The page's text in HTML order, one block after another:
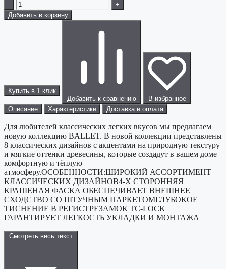
-
+
Добавить в корзину
Купить в 1 клик
Добавить к сравнению
В избранное
Описание
Характеристики Доставка и оплата
Для любителей классических легких вкусов мы предлагаем
новую коллекцию BALLET. В новой коллекции представлены
8 классических дизайнов с акцентами на природную текстуру
и мягкие оттенки древесины, которые создадут в вашем доме
комфортную и тёплую
атмосферу.ОСОБЕННОСТИ:ШИРОКИЙ АССОРТИМЕНТ
КЛАССИЧЕСКИХ ДИЗАЙНОВ4-Х СТОРОННЯЯ
КРАШЕНАЯ ФАСКА ОБЕСПЕЧИВАЕТ ВНЕШНЕЕ
СХОДСТВО СО ШТУЧНЫМ ПАРКЕТОМГЛУБОКОЕ
ТИСНЕНИЕ В РЕГИСТРЕЗАМОК TC-LOCK
ГАРАНТИРУЕТ ЛЕГКОСТЬ УКЛАДКИ И МОНТАЖА
Смотреть весь текст